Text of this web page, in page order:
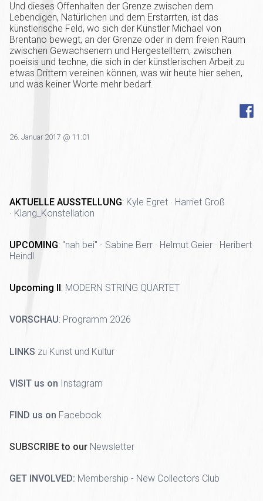
Und dieses Offenhalten der Grenze zwischen dem
Lebendigen, Natürlichen und dem Erstarrten, ist das
künstlerische Feld, wo sich der Künstler Michael von
Brentano bewegt, an der Grenze oder in dem freien Raum
zwischen Gewachsenem und Hergestelltem, zwischen
poeisis und techne, die sich in der künstlerischen Arbeit zu
etwas Drittem vereinen können, was wir heute hier sehen,
und was keiner Worte mehr bedarf.
26. Januar 2017 @ 11:01
AKTUELLE AUSSTELLUNG: Kyle Egret · Harriet Groß
· Klang_Konstellation
UPCOMING: "nah bei" - Sabine Berr · Helmut Geier · Heribert
Heindl
Upcoming II : MODERN STRING QUARTET
VORSCHAU: Programm 2026
LINKS zu Kunst und Kultur
VISIT us on Instagram
FIND us on Facebook
SUBSCRIBE to our Newsletter
GET INVOLVED: Membership - New Collectors Club